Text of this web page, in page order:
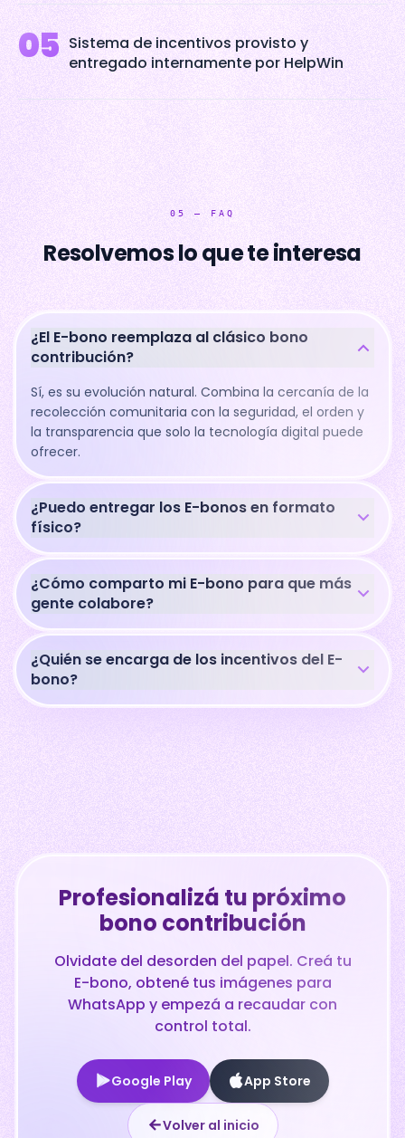
05 Sistema de incentivos provisto y
entregado internamente por HelpWin
05 — FAQ
Resolvemos lo que te interesa
¿El E-bono reemplaza al clásico bono
contribución?
Sí, es su evolución natural. Combina la cercanía de la
recolección comunitaria con la seguridad, el orden y
la transparencia que solo la tecnología digital puede
ofrecer.
¿Puedo entregar los E-bonos en formato
físico?
¿Cómo comparto mi E-bono para que más
gente colabore?
¿Quién se encarga de los incentivos del E-
bono?
Profesionalizá tu próximo
bono contribución
Olvidate del desorden del papel. Creá tu
E-bono, obtené tus imágenes para
WhatsApp y empezá a recaudar con
control total.
Google Play App Store
Volver al inicio